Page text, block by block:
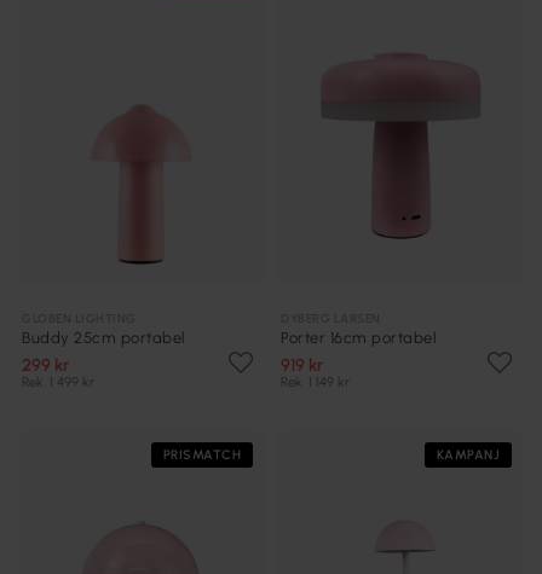
Buddy 25cm portabel
299 kr
Rek. 1 499 kr
Porter 16cm portabel
919 kr
Rek. 1 149 kr
PRISMATCH KAMPANJ